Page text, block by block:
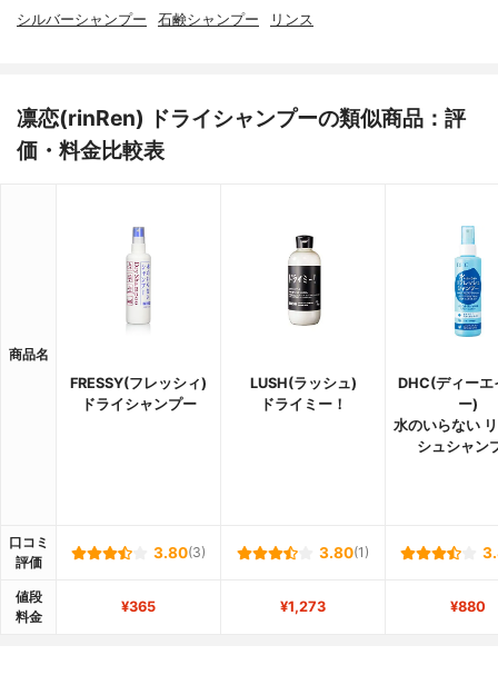
シルバーシャンプー 石鹸シャンプー リンス
凛恋(rinRen) ドライシャンプーの類似商品：評
価・料金比較表
商品名
FRESSY(フレッシィ)
ドライシャンプー
LUSH(ラッシュ)
ドライミー！
DHC(ディーエ
ー)
水のいらない
シュシャン
口コミ
評価
3.80(3) 3.80(1)
値段
料金
¥365 ¥1,273 ¥880